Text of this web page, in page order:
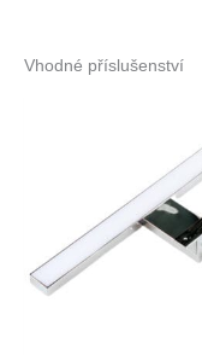
Vhodné příslušenství